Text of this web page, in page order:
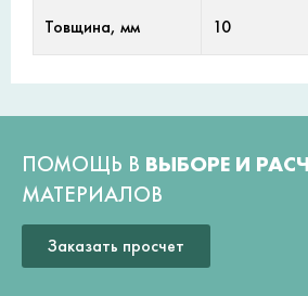
Товщина, мм 10
ПОМОЩЬ В ВЫБОРЕ И
МАТЕРИАЛОВ
Заказать просчет